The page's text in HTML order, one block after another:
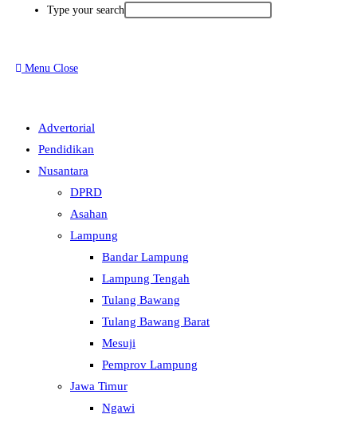
Type your search
Menu Close
Advertorial
Pendidikan
Nusantara
DPRD
Asahan
Lampung
Bandar Lampung
Lampung Tengah
Tulang Bawang
Tulang Bawang Barat
Mesuji
Pemprov Lampung
Jawa Timur
Ngawi